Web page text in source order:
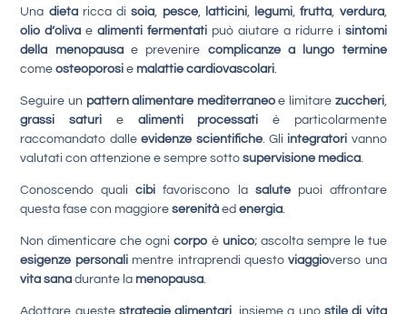
Una dietaricca disoia, pesce, latticini, legumi,frutta, verdura,
olio d’oliva ealimenti fermentati può aiutare a ridurre i sintomi
della menopausae prevenire complicanze a lungo termine
comeosteoporosi e malattie cardiovascolari.
Seguire un pattern alimentare mediterraneoe limitare zuccheri,
grassi saturi e alimenti processati è particolarmente
raccomandato dalleevidenze scientifiche. Gliintegratori vanno
valutati con attenzione e sempre sottosupervisione medica.
Conoscendo qualicibi favoriscono la salutepuoi affrontare
questa fase con maggioreserenità edenergia.
Non dimenticare che ognicorpo è unico; ascolta sempre le tue
esigenze personalimentre intraprendi questoviaggioverso una
vita sana durante la menopausa.
Adottare questestrategie alimentari, insieme a uno stile di vita